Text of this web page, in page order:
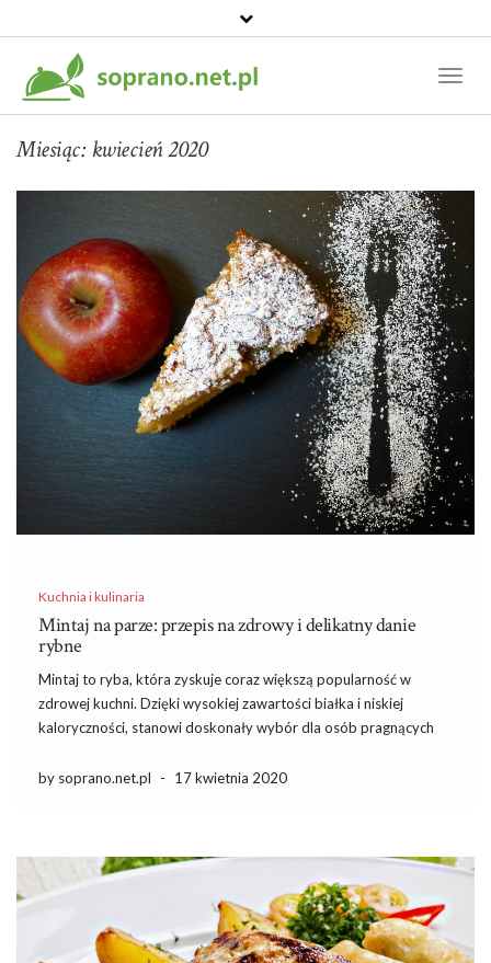
Miesiąc: kwiecień 2020
Kuchnia i kulinaria
Mintaj na parze: przepis na zdrowy i delikatny danie
rybne
Mintaj to ryba, która zyskuje coraz większą popularność w
zdrowej kuchni. Dzięki wysokiej zawartości białka i niskiej
kaloryczności, stanowi doskonały wybór dla osób pragnących
tłuszczowych Omega-3 sprawia, że regularne spożywanie tej
by soprano.net.pl - 17 kwietnia 2020